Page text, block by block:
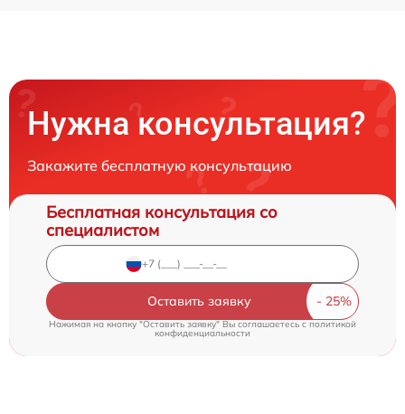
Нужна консультация?
Закажите бесплатную консультацию
Бесплатная консультация со
специалистом
Оставить заявку
Нажимая на кнопку "Оставить заявку" Вы соглашаетесь cполитикой
конфиденциальности